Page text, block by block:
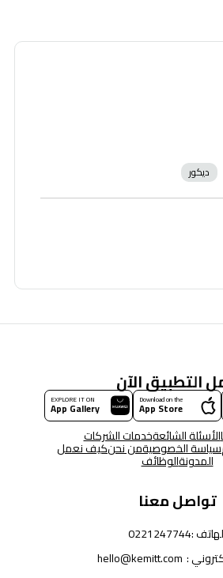
ديكور
التطبيق الآن
Download on the
App Store
EXPLORE IT ON
App Gallery
الأسئلة الشائعةخدمات الشركات
سياسة الخصوصيةمن نحنكيف نعمل
المدونةالوظائف
تواصل معنا
:
0221247744
:
hello@kemitt.com